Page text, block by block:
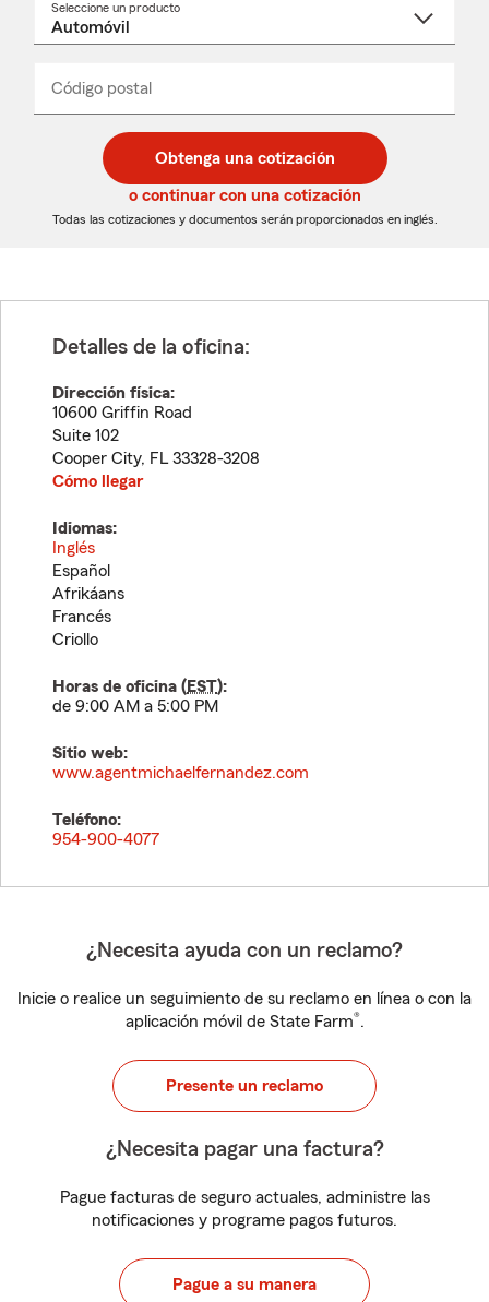
Seleccione un producto
desplegable
Código postal
de
5
dígitos
de
5
dígitos
_____
Obtenga una cotización
o continuar con una cotización
Todas las cotizaciones y documentos serán proporcionados en inglés.
Detalles de la oficina:
Dirección física:
10600 Griffin Road
Suite 102
Cooper City, FL 33328-3208
Cómo llegar
Idiomas:
Inglés
Español
Afrikáans
Francés
Criollo
Horas de oficina (EST):
de 9:00 AM a 5:00 PM
Sitio web:
www.agentmichaelfernandez.com
Teléfono:
954-900-4077
¿Necesita ayuda con un reclamo?
Inicie o realice un seguimiento de su reclamo en línea o con la
aplicación móvil de State Farm®.
Presente un reclamo
¿Necesita pagar una factura?
Pague facturas de seguro actuales, administre las
notificaciones y programe pagos futuros.
Pague a su manera